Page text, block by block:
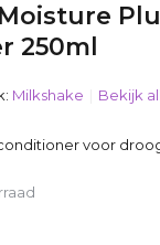
250ml
Milkshake Bekijk
voor